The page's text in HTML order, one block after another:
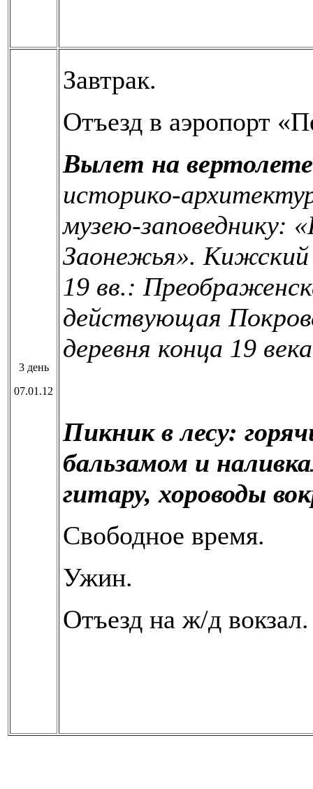
3 день
07.01.12
Завтрак.
Отъезд в аэропорт
Вылет на
историко-
музею-заповеднику:
Заонежья». Кижский
19 вв.:
действующая
деревня конца 19
Пикник в лесу:
бальзамом и
гитару, хороводы
Свободное время.
Ужин.
Отъезд на ж/д вокзал.